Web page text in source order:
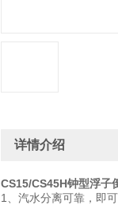
详情介绍
CS15/CS45H钟型浮子
1、汽水分离可靠，即